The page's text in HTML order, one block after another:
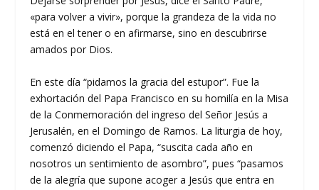
«para volver a vivir», porque la grandeza de la vida no
está en el tener o en afirmarse, sino en descubrirse
amados por Dios.
En este día “pidamos la gracia del estupor”. Fue la
exhortación del Papa Francisco en su homilía en la Misa
de la Conmemoración del ingreso del Señor Jesús a
Jerusalén, en el Domingo de Ramos. La liturgia de hoy,
comenzó diciendo el Papa, “suscita cada año en
nosotros un sentimiento de asombro”, pues “pasamos
de la alegría que supone acoger a Jesús que entra en